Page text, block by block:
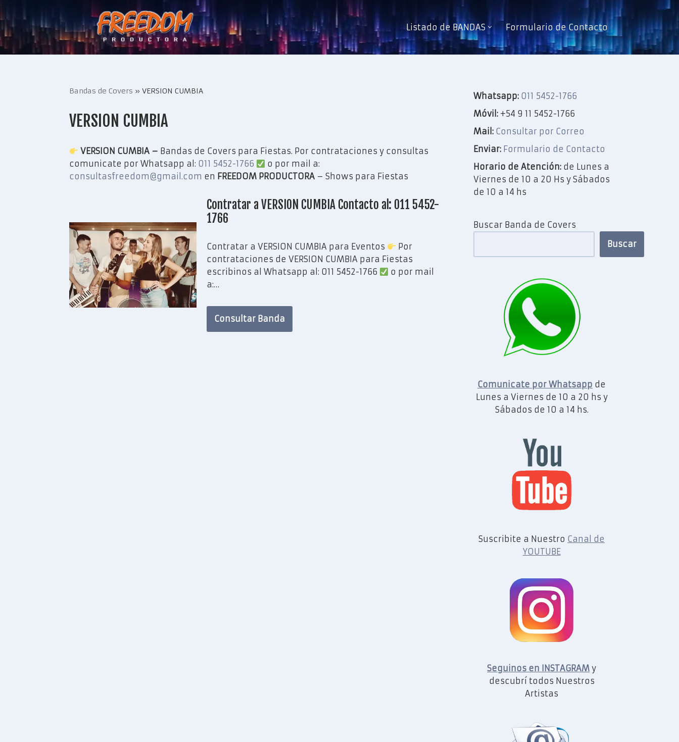
Saltar
al
contenido
Listado de BANDAS Formulario de Contacto
Bandas de Covers » VERSION CUMBIA
VERSION CUMBIA
VERSION CUMBIA – Bandas de Covers para Fiestas. Por contrataciones y consultas
comunicate por Whatsapp al: 011 5452-1766
o por mail a:
consultasfreedom@gmail.com en FREEDOM PRODUCTORA – Shows para Fiestas
Contratar a VERSION CUMBIA Contacto al: 011 5452-
1766
Contratar a VERSION CUMBIA para Eventos
Por
contrataciones de VERSION CUMBIA para Fiestas
escribinos al Whatsapp al: 011 5452-1766
o por mail
a:…
Consultar Banda
Whatsapp: 011 5452-1766
Móvil: +54 9 11 5452-1766
Mail: Consultar por Correo
Enviar: Formulario de Contacto
Horario de Atención: de Lunes a
Viernes de 10 a 20 Hs y Sábados
de 10 a 14 hs
Buscar Banda de Covers
Buscar
Comunicate por Whatsapp de
Lunes a Viernes de 10 a 20 hs y
Sábados de 10 a 14 hs.
Suscribite a Nuestro Canal de
YOUTUBE
Seguinos en INSTAGRAM y
descubrí todos Nuestros
Artistas